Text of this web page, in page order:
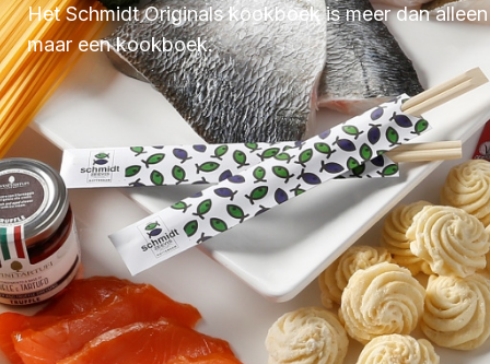
Het Schmidt Originals kookboek is meer dan alleen
maar een kookboek.